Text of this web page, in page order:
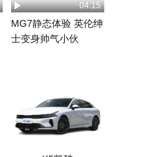
04:15
MG7静态体验 英伦绅
士变身帅气小伙